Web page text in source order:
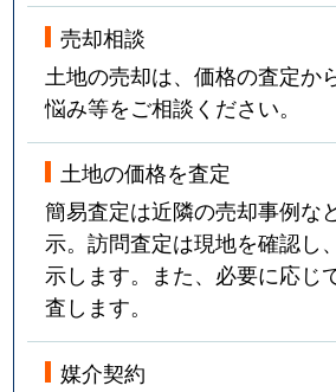
売却相談
土地の売却は、価格の査定か
悩み等をご相談ください。
土地の価格を査定
簡易査定は近隣の売却事例な
示。訪問査定は現地を確認し
示します。また、必要に応じ
査します。
媒介契約